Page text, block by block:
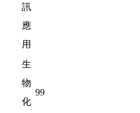
訊
應
用
生
物
化
99